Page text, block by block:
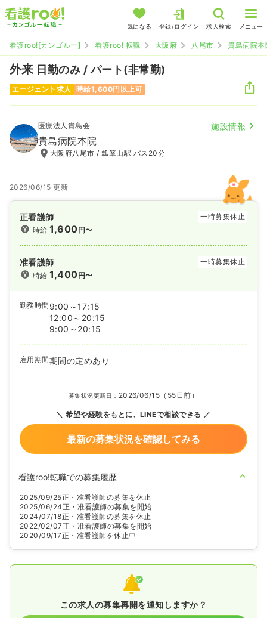
気になる 登録/ログイン 求人検索 メニュー
看護roo![カンゴルー] 看護roo! 転職 大阪府 八尾市 貴島病院本
外来 日勤のみ / パート(非常勤)
エージェント求人 時給1,600円以上可
医療法人貴島会 施設情報
貴島病院本院
大阪府八尾市 / 瓢箪山駅 バス20分
2026/06/15 更新
正看護師
一時募集休止
時給1,600円〜
准看護師
一時募集休止
時給1,400円〜
勤務時間 9:00～17:15
12:00～20:15
9:00～20:15
雇用期間期間の定めあり
募集状況更新日： 2026/06/15（55日前）
希望や経験をもとに、LINEで相談できる
最新の募集状況を確認してみる
看護roo!転職での募集履歴
2025/09/25正・准看護師の募集を休止
2025/06/24正・准看護師の募集を開始
2024/07/18正・准看護師の募集を休止
2022/02/07正・准看護師の募集を開始
2020/09/17正・准看護師を休止中
この求人の募集再開を通知しますか？